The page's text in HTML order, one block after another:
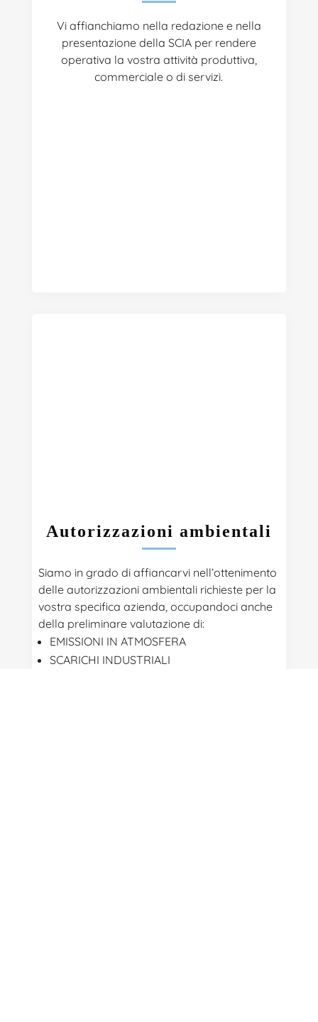
Vi affianchiamo nella redazione e nella
presentazione della SCIA per rendere
operativa la vostra attività produttiva,
commerciale o di servizi.
Autorizzazioni ambientali
Siamo in grado di affiancarvi nell’ottenimento
delle autorizzazioni ambientali richieste per la
vostra specifica azienda, occupandoci anche
della preliminare valutazione di:
EMISSIONI IN ATMOSFERA
SCARICHI INDUSTRIALI